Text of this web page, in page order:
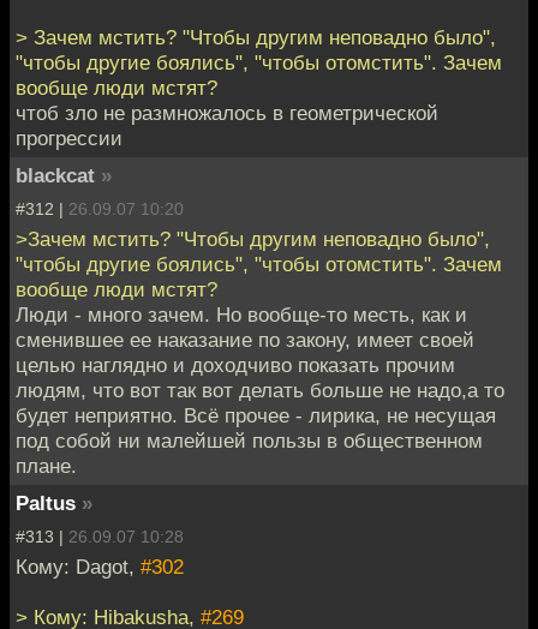
> Зачем мстить? "Чтобы другим неповадно было",
"чтобы другие боялись", "чтобы отомстить". Зачем
вообще люди мстят?
чтоб зло не размножалось в геометрической
прогрессии
blackcat »
#312 | 26.09.07 10:20
>Зачем мстить? "Чтобы другим неповадно было",
"чтобы другие боялись", "чтобы отомстить". Зачем
вообще люди мстят?
Люди - много зачем. Но вообще-то месть, как и
сменившее ее наказание по закону, имеет своей
целью наглядно и доходчиво показать прочим
людям, что вот так вот делать больше не надо,а то
будет неприятно. Всё прочее - лирика, не несущая
под собой ни малейшей пользы в общественном
плане.
Paltus »
#313 | 26.09.07 10:28
Кому: Dagot, #302
> Кому: Hibakusha, #269